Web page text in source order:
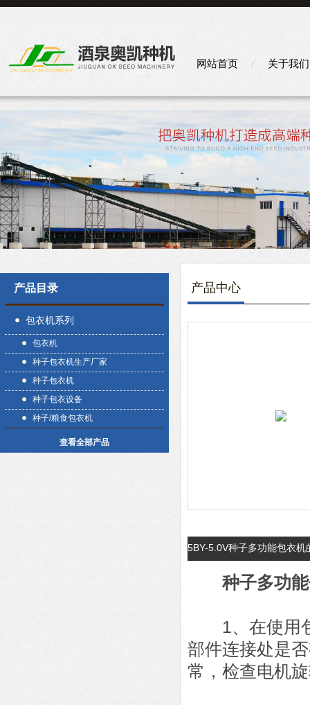
网站首页 关于我们
产品目录
包衣机系列
包衣机
种子包衣机生产厂家
种子包衣机
种子包衣设备
种子/粮食包衣机
查看全部产品
产品中心
5BY-5.0V种子多功能包衣机
种子多功
1、在使用包
部件连接处是
常，检查电机